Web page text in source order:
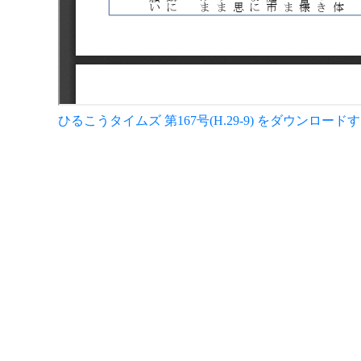
ひるこうタイムズ 第167号(H.29-9) をダウンロード